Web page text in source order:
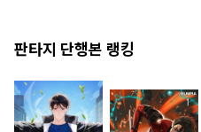
판타지 단행본 랭킹